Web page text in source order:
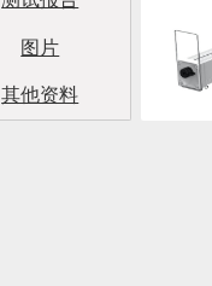
图片
其他资料